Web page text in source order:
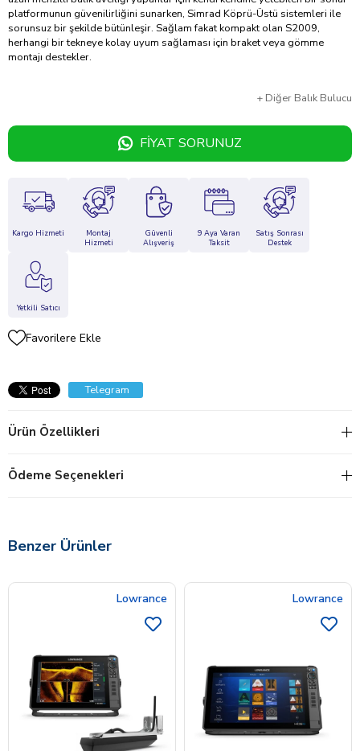
platformunun güvenilirliğini sunarken, Simrad Köprü-Üstü sistemleri ile
sorunsuz bir şekilde bütünleşir. Sağlam fakat kompakt olan S2009,
herhangi bir tekneye kolay uyum sağlaması için braket veya gömme
montajı destekler.
+ Diğer Balık Bulucu
FIYAT SORUNUZ
Kargo Hizmeti
Montaj
Hizmeti
Güvenli
Alışveriş
9 Aya Varan
Taksit
Satış Sonrası
Destek
Yetkili Satıcı
Favorilere Ekle
Telegram
Ürün Özellikleri
Ödeme Seçenekleri
Benzer Ürünler
Lowrance Lowrance